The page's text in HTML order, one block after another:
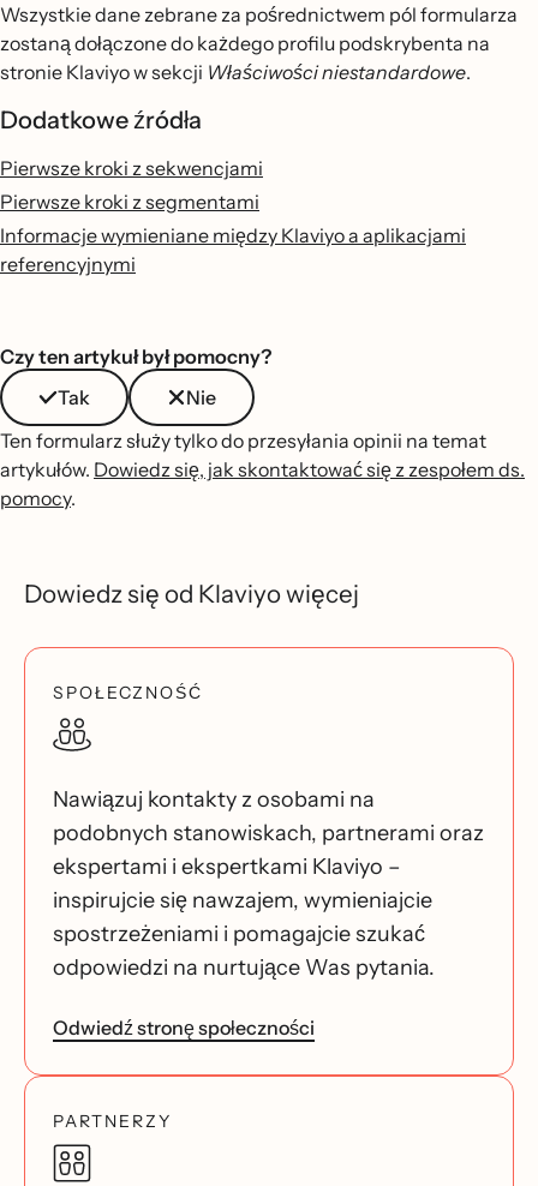
Wszystkie dane zebrane za pośrednictwem pól formularza
zostaną dołączone do każdego profilu podskrybenta na
stronie Klaviyo w sekcji Właściwości niestandardowe.
Dodatkowe źródła
Pierwsze kroki z sekwencjami
Pierwsze kroki z segmentami
Informacje wymieniane między Klaviyo a aplikacjami
referencyjnymi
Czy ten artykuł był pomocny?
Tak
Nie
Ten formularz służy tylko do przesyłania opinii na temat
artykułów. Dowiedz się, jak skontaktować się z zespołem ds.
pomocy.
Dowiedz się od Klaviyo więcej
SPOŁECZNOŚĆ
Nawiązuj kontakty z osobami na
podobnych stanowiskach, partnerami oraz
ekspertami i ekspertkami Klaviyo –
inspirujcie się nawzajem, wymieniajcie
spostrzeżeniami i pomagajcie szukać
odpowiedzi na nurtujące Was pytania.
Odwiedź stronę społeczności
PARTNERZY